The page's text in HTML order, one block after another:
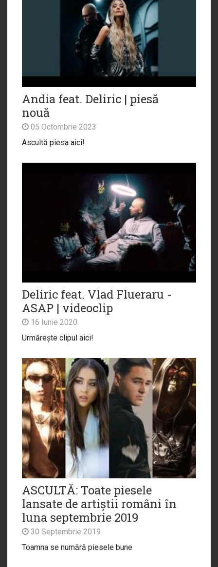
Andia feat. Deliric | piesă
nouă
05 Octombrie 2023
Ascultă piesa aici!
Deliric feat. Vlad Flueraru -
ASAP | videoclip
16 Iunie 2020
Urmărește clipul aici!
ASCULTĂ: Toate piesele
lansate de artiștii români în
luna septembrie 2019
30 Septembrie 2019
Toamna se numără piesele bune